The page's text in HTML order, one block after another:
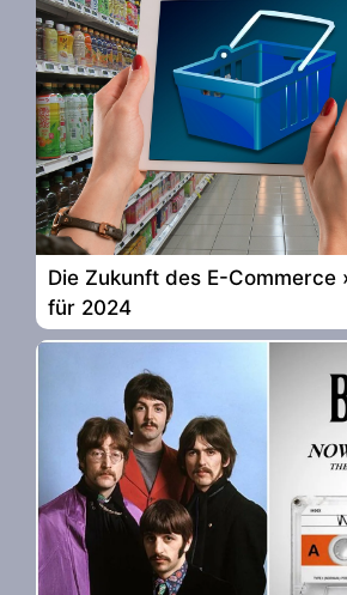
Die Zukunft des E-Commerce
für 2024